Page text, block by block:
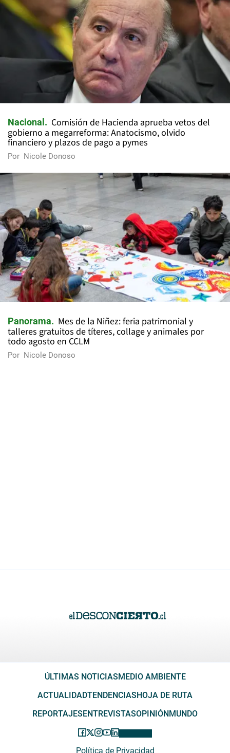
Nacional
Comisión de Hacienda aprueba vetos del
gobierno a megarreforma: Anatocismo, olvido
financiero y plazos de pago a pymes
Por Nicole Donoso
Panorama
Mes de la Niñez: feria patrimonial y
talleres gratuitos de títeres, collage y animales por
todo agosto en CCLM
Por Nicole Donoso
ÚLTIMAS NOTICIAS MEDIO AMBIENTE
ACTUALIDADTENDENCIAS HOJA DE RUTA
REPORTAJES ENTREVISTASOPINIÓN MUNDO
Política de Privacidad